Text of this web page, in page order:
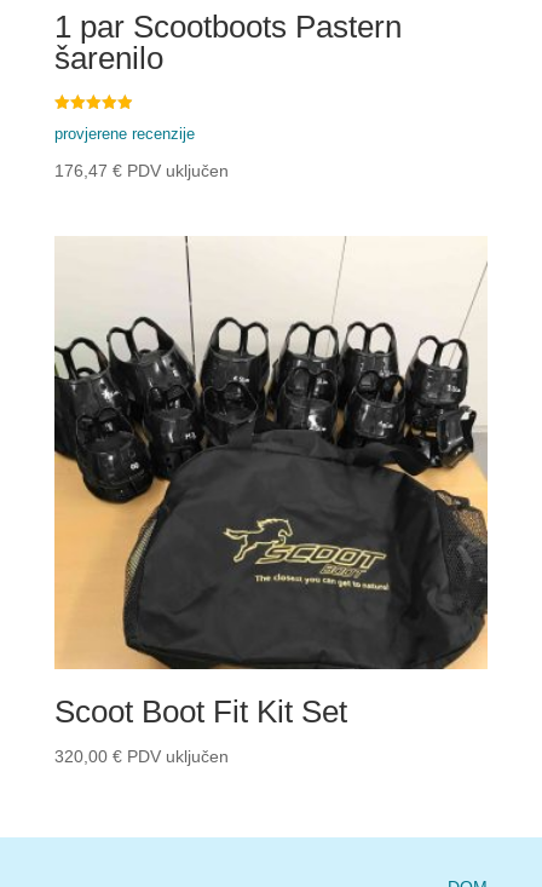
1 par Scootboots Pastern
šarenilo
4.98
provjerene recenzije
176,47 € PDV uključen
Scoot Boot Fit Kit Set
320,00 € PDV uključen